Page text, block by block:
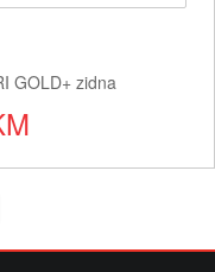
GOLD+ zidna